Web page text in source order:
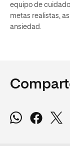
equipo de
metas realistas,
ansiedad.